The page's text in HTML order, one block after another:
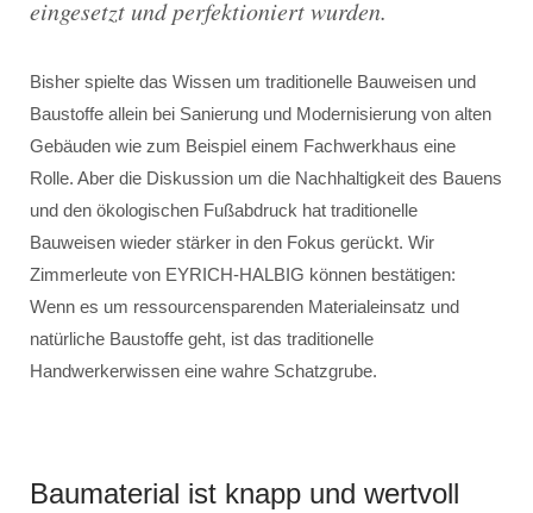
eingesetzt und perfektioniert wurden.
Bisher spielte das Wissen um traditionelle Bauweisen und
Baustoffe allein bei Sanierung und Modernisierung von alten
Gebäuden wie zum Beispiel einem Fachwerkhaus eine
Rolle. Aber die Diskussion um die Nachhaltigkeit des Bauens
und den ökologischen Fußabdruck hat traditionelle
Bauweisen wieder stärker in den Fokus gerückt. Wir
Zimmerleute von EYRICH-HALBIG können bestätigen:
Wenn es um ressourcensparenden Materialeinsatz und
natürliche Baustoffe geht, ist das traditionelle
Handwerkerwissen eine wahre Schatzgrube.
Baumaterial ist knapp und wertvoll